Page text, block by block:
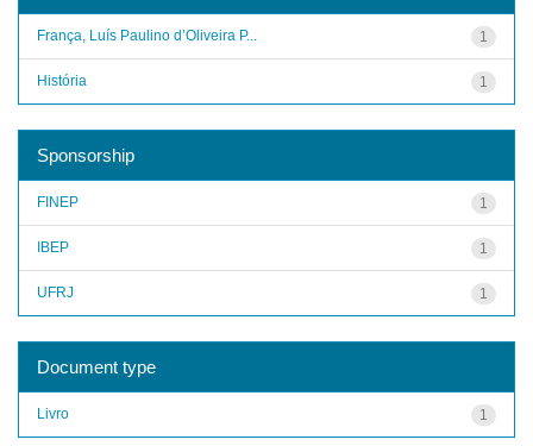
1
França, Luís Paulino d’Oliveira P...
1
História
Sponsorship
1
FINEP
1
IBEP
1
UFRJ
Document type
1
Livro